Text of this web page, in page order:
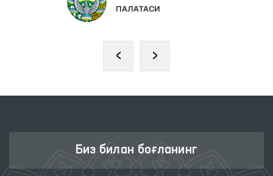
ПАЛАТАСИ
‹ ›
Биз билан боғланинг